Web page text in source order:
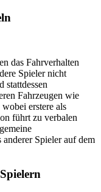
das Fahrverhalten
Spieler nicht
stattdessen
Fahrzeugen wie
erstere als
führt zu verbalen
Spieler auf dem